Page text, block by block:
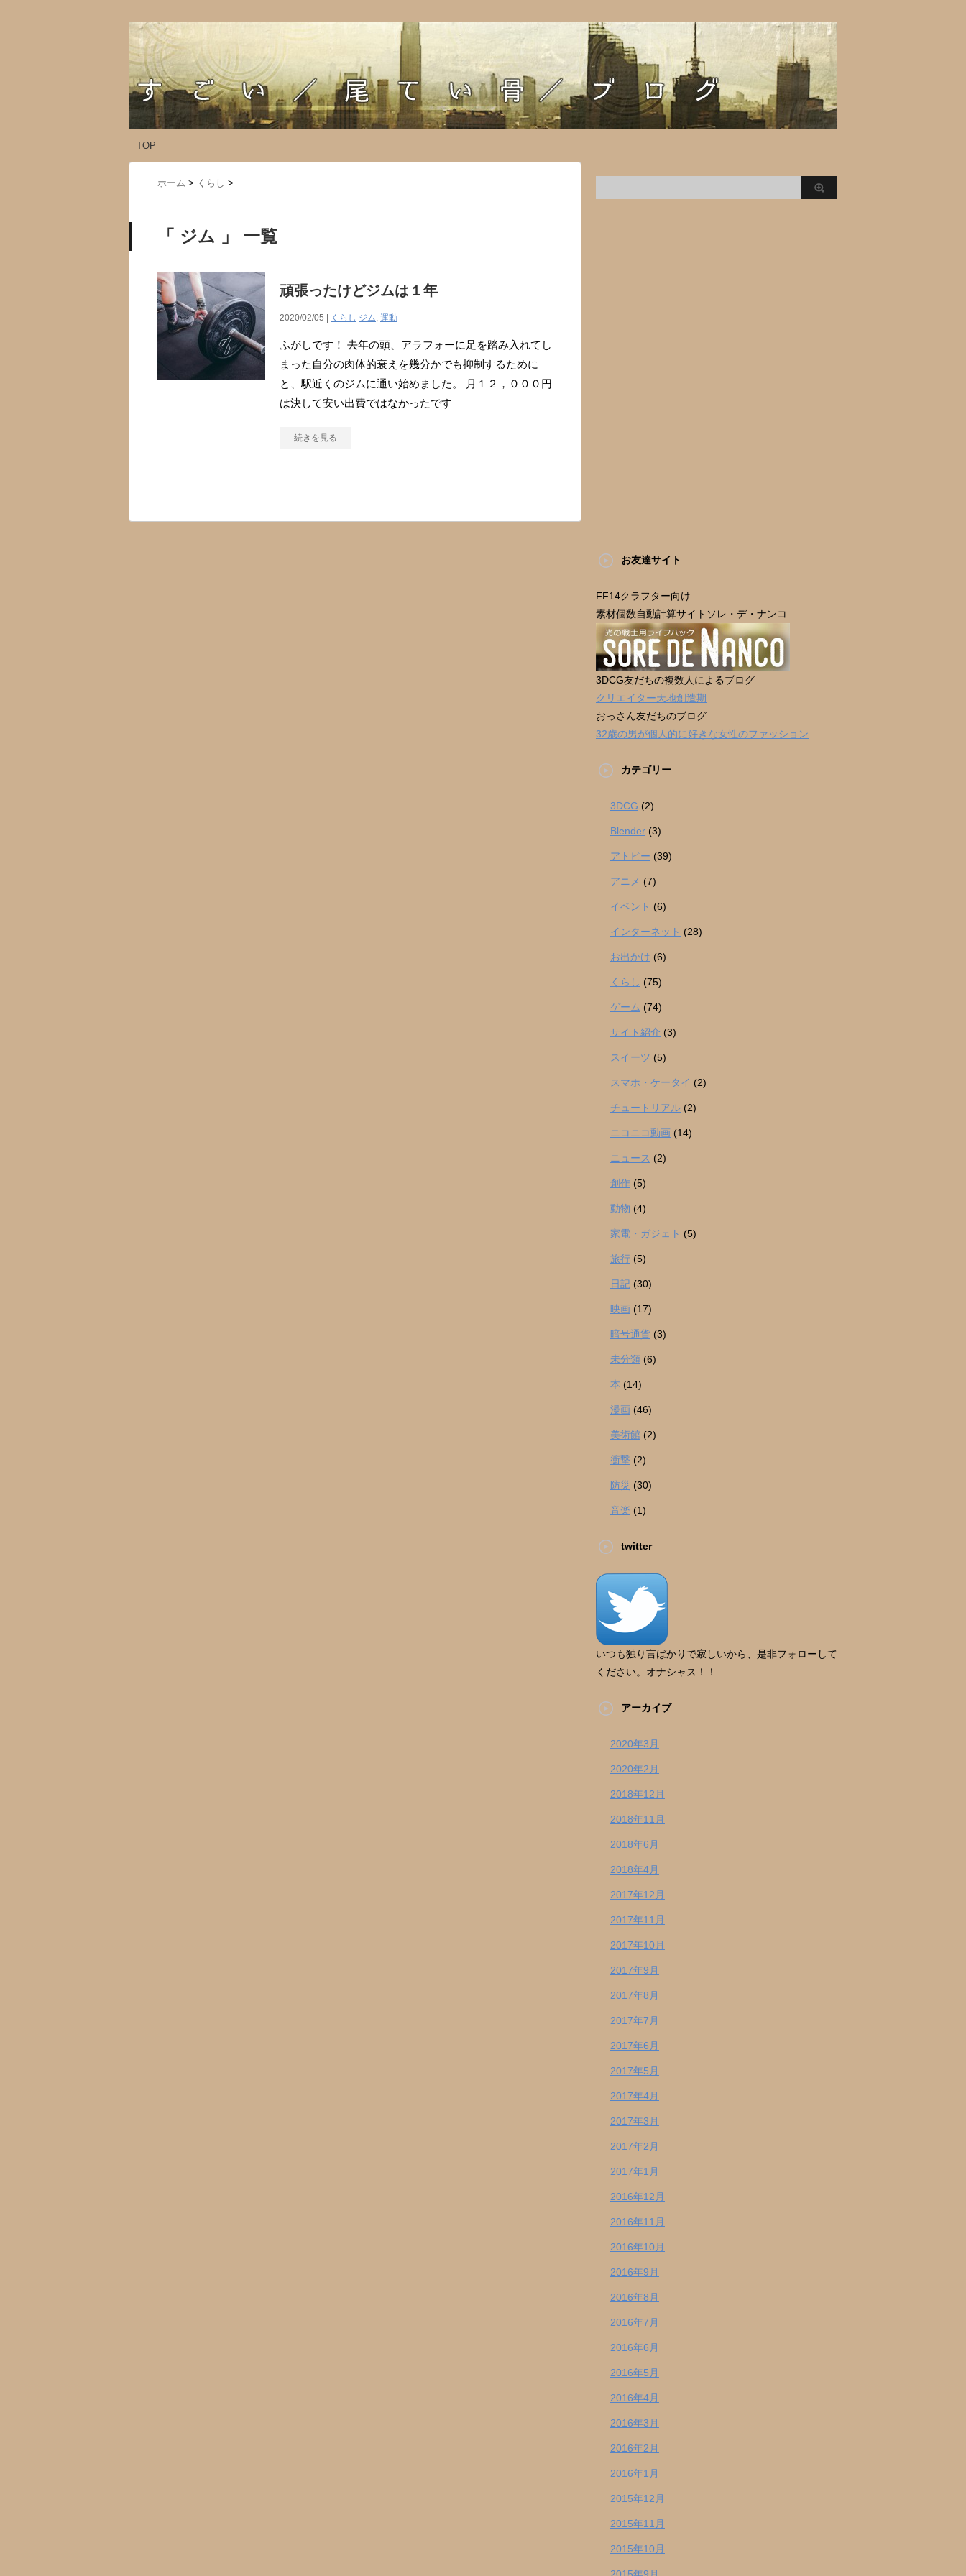
TOP
ホーム > くらし >
「 ジム 」 一覧
頑張ったけどジムは１年
2020/02/05 | くらし ジム, 運動
ふがしです！ 去年の頭、アラフォーに足を踏み入れてし
まった自分の肉体的衰えを幾分かでも抑制するために
と、駅近くのジムに通い始めました。 月１２，０００円
は決して安い出費ではなかったです
続きを見る
お友達サイト
FF14クラフター向け
素材個数自動計算サイトソレ・デ・ナンコ
3DCG友だちの複数人によるブログ
クリエイター天地創造期
おっさん友だちのブログ
32歳の男が個人的に好きな女性のファッション
カテゴリー
3DCG (2)
Blender (3)
アトピー (39)
アニメ (7)
イベント (6)
インターネット (28)
お出かけ (6)
くらし (75)
ゲーム (74)
サイト紹介 (3)
スイーツ (5)
スマホ・ケータイ (2)
チュートリアル (2)
ニコニコ動画 (14)
ニュース (2)
創作 (5)
動物 (4)
家電・ガジェト (5)
旅行 (5)
日記 (30)
映画 (17)
暗号通貨 (3)
未分類 (6)
本 (14)
漫画 (46)
美術館 (2)
衝撃 (2)
防災 (30)
音楽 (1)
twitter
いつも独り言ばかりで寂しいから、是非フォローして
ください。オナシャス！！
アーカイブ
2020年3月
2020年2月
2018年12月
2018年11月
2018年6月
2018年4月
2017年12月
2017年11月
2017年10月
2017年9月
2017年8月
2017年7月
2017年6月
2017年5月
2017年4月
2017年3月
2017年2月
2017年1月
2016年12月
2016年11月
2016年10月
2016年9月
2016年8月
2016年7月
2016年6月
2016年5月
2016年4月
2016年3月
2016年2月
2016年1月
2015年12月
2015年11月
2015年10月